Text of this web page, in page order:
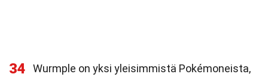
34
Wurmple on yksi yleisimmistä Pokémoneista,